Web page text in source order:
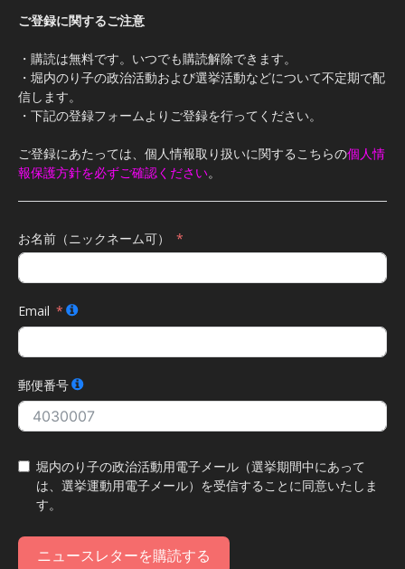
ご登録に関するご注意
・購読は無料です。いつでも購読解除できます。
・堀内のり子の政治活動および選挙活動などについて不定期で配
信します。
・下記の登録フォームよりご登録を行ってください。
ご登録にあたっては、個人情報取り扱いに関するこちらの個人情
報保護方針を必ずご確認ください。
お名前（ニックネーム可）
Email
郵便番号
堀内のり子の政治活動用電子メール（選挙期間中にあって
は、選挙運動用電子メール）を受信することに同意いたしま
す。
ニュースレターを購読する